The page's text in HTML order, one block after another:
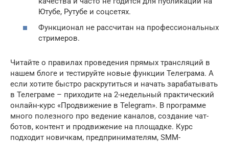
Ютубе, Рутубе и соцсетях.
Функционал не рассчитан на профессиональных
стримеров.
Читайте о правилах проведения прямых трансляций в
нашем блоге и тестируйте новые функции Телеграма. А
если хотите быстро раскрутиться и начать зарабатывать
в Телеграме – приходите на 2-недельный практический
онлайн-курс «Продвижение в Telegram». В программе
много полезного про ведение каналов, создание чат-
ботов, контент и продвижение на площадке. Курс
подходит новичкам, предпринимателям, SMM-